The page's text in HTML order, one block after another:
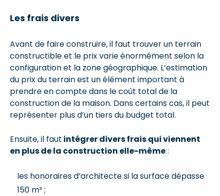
Les frais divers
Avant de faire construire, il faut trouver un terrain
constructible et le prix varie énormément selon la
configuration et la zone géographique. L’estimation
du prix du terrain est un élément important à
prendre en compte dans le coût total de la
construction de la maison. Dans certains cas, il peut
représenter plus d’un tiers du budget total.
Ensuite, il faut intégrer divers frais qui viennent
en plus de la construction elle-même:
les honoraires d’architecte si la surface dépasse
150 m² ;